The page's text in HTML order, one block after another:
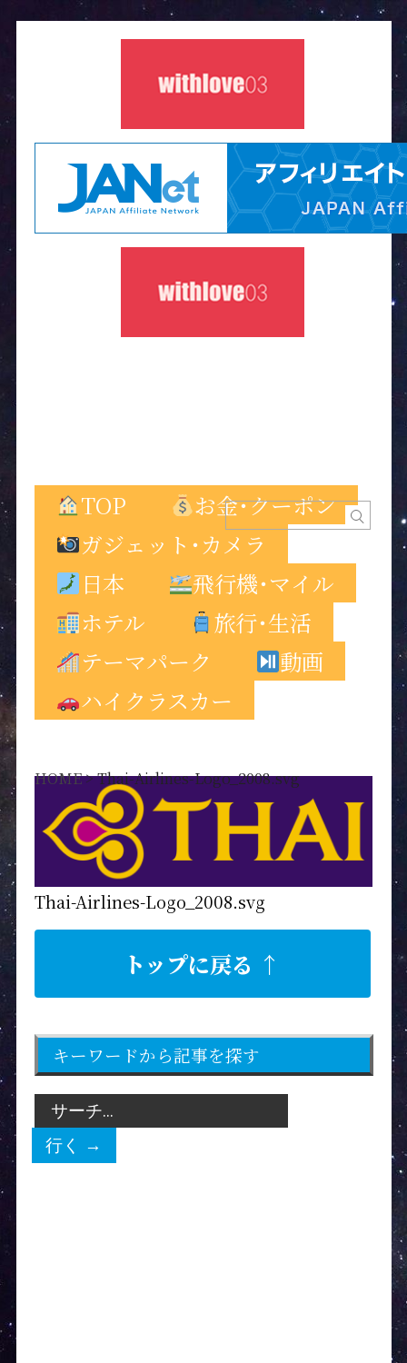
TOP
お金･クーポン
ガジェット･カメラ
日本
飛行機･マイル
ホテル
旅行･生活
テーマパーク
動画
ハイクラスカー
HOME>Thai-Airlines-Logo_2008.svg
Thai-Airlines-Logo_2008.svg
トップに戻る ↑
キーワードから記事を探す